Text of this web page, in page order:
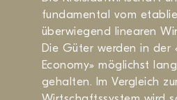
fundamental vom
überwiegend linearen
Die Güter werden in der
Economy» möglichst
gehalten. Im Vergleich